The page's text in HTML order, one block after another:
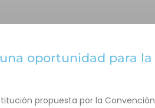
oportunidad para la
propuesta por la Convención